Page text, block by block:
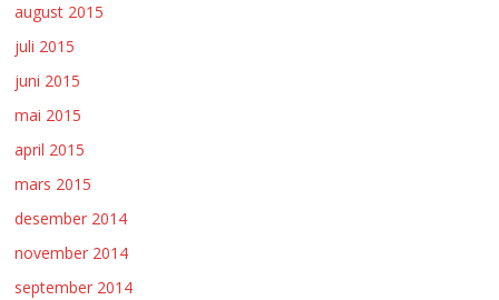
august 2015
juli 2015
juni 2015
mai 2015
april 2015
mars 2015
desember 2014
november 2014
september 2014